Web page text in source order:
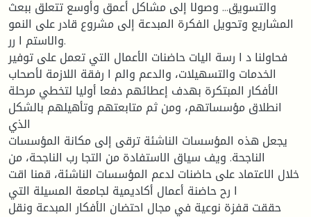
والتسويق... وصولا إلى مشاكل أعمق وأوسع تتعلق ببعث
المشاريع وتحويل الفكرة المبدعة إلى مشروع قادر على النمو
والاستم ا رر.
فحاولنا د ا رسة اليات حاضنات الأعمال التي تعمل على توفير
الخدمات والتسهيلات، والدعم والم ا رفقة اللازمة لأصحاب
الأفكار المبتكرة بهدف إعطائهم دفعا أوليا لتخطي مرحلة
انطلاق مؤسساتهم، ومن ثم متابعتهم وتأهيلهم بالشكل
الذي
يجعل هذه المؤسسات الناشئة ترقى إلى مكانة المؤسسات
الناجحة. ويف سياق الاستفادة من التجا رب الناجحة، من
خلال الاعتماد على حاضنات لدعم المؤسسات الناشئة، قمنا اقت
ا رح حاضنة أعمال أكاديمية لجامعة المسيلة التي
حققت قفزة نوعية في مجال احتضان الأفكار المبدعة ونقل